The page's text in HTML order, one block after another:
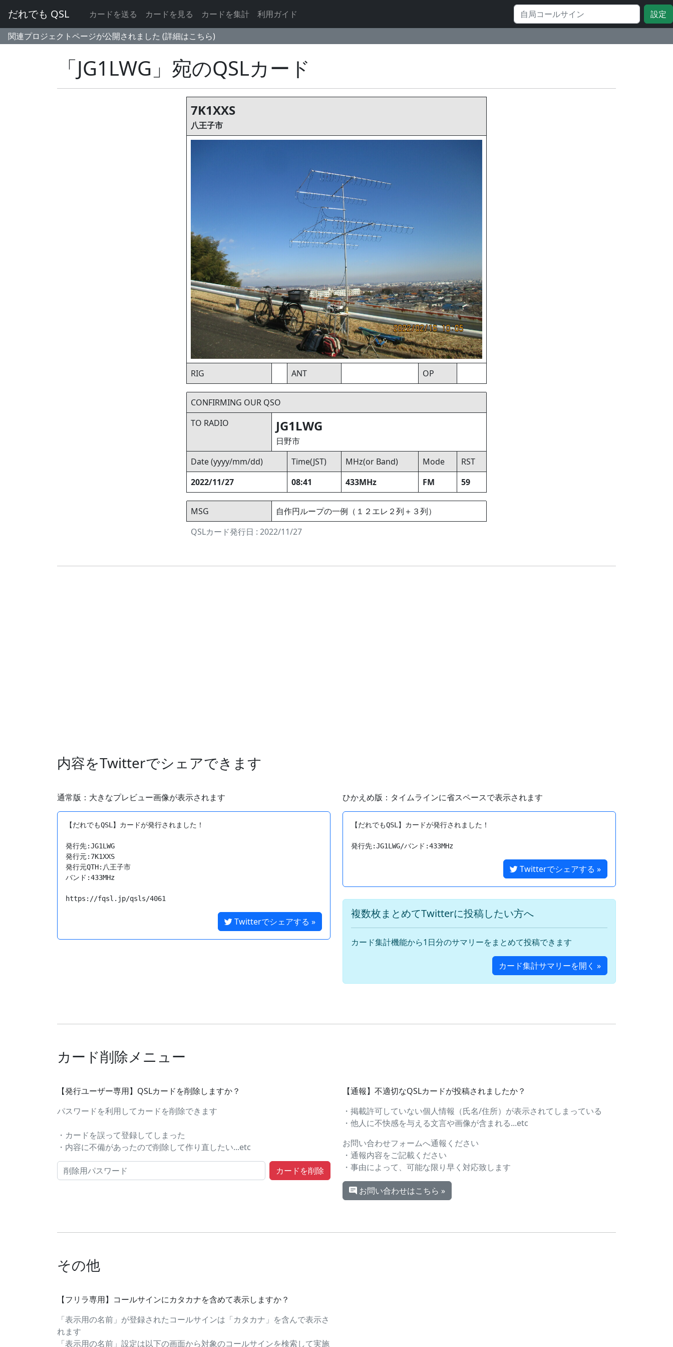
だれでも QSL カードを送る カードを見る カードを集計
利用ガイド
関連プロジェクトページが公開されました (詳細はこちら)
「JG1LWG」宛のQSLカード
7K1XXS
八王子市
RIG ANT OP
CONFIRMING OUR QSO
TO RADIO
JG1LWG
日野市
Date (yyyy/mm/dd)
Time(JST) MHz(or Band) Mode
RST
2022/11/27
08:41 433MHz FM 59
MSG
自作円ループの一例（１２エレ２列＋３列）
QSLカード発行日 : 2022/11/27
内容をTwitterでシェアできます
通常版：大きなプレビュー画像が表示されます
【だれでもQSL】カードが発行されました！
発行先:JG1LWG
発行元:7K1XXS
発行元QTH:八王子市
バンド:433MHz
https://fqsl.jp/qsls/4061
Twitterでシェアする »
ひかえめ版：タイムラインに省スペースで表示されます
【だれでもQSL】カードが発行されました！
Twitterでシェアする »
複数枚まとめてTwitterに投稿したい方へ
カード集計機能から1日分のサマリーをまとめて投稿できます
カード集計サマリーを開く »
カード削除メニュー
【発行ユーザー専用】QSLカードを削除しますか？
パスワードを利用してカードを削除できます
・カードを誤って登録してしまった
・内容に不備があったので削除して作り直したい...etc
【通報】不適切なQSLカードが投稿されましたか？
・掲載許可していない個人情報（氏名/住所）が表示されてしまっている
・他人に不快感を与える文言や画像が含まれる...etc
お問い合わせフォームへ通報ください
・通報内容をご記載ください
・事由によって、可能な限り早く対応致します
お問い合わせはこちら »
その他
【フリラ専用】コールサインにカタカナを含めて表示しますか？
「表示用の名前」が登録されたコールサインは「カタカナ」を含んで表示さ
れます
「表示用の名前」設定は以下の画面から対象のコールサインを検索して実施